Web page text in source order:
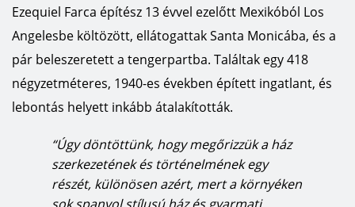
Ezequiel Farca építész 13 évvel ezelőtt Mexikóból Los
Angelesbe költözött, ellátogattak Santa Monicába, és a
pár beleszeretett a tengerpartba. Találtak egy 418
négyzetméteres, 1940-es években épített ingatlant, és
lebontás helyett inkább átalakították.
“Úgy döntöttünk, hogy megőrizzük a ház
szerkezetének és történelmének egy
részét, különösen azért, mert a környéken